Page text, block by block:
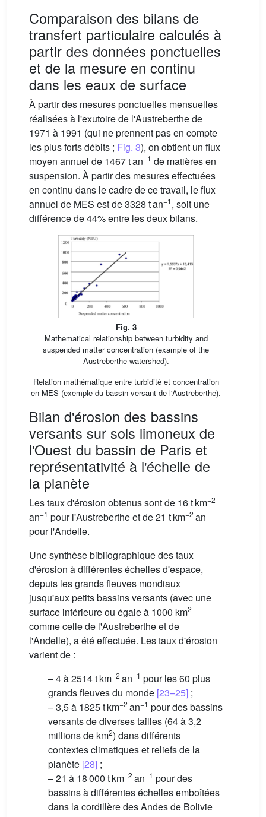
Comparaison des bilans de
transfert particulaire calculés à
partir des données ponctuelles
et de la mesure en continu
dans les eaux de surface
À partir des mesures ponctuelles mensuelles
réalisées à l'exutoire de l'Austreberthe de
1971 à 1991 (qui ne prennent pas en compte
les plus forts débits ; Fig. 3), on obtient un flux
moyen annuel de 1467 t an−1 de matières en
suspension. À partir des mesures effectuées
en continu dans le cadre de ce travail, le flux
annuel de MES est de 3328 t an−1, soit une
différence de 44% entre les deux bilans.
Fig. 3
Mathematical relationship between turbidity and
suspended matter concentration (example of the
Austreberthe watershed).
Relation mathématique entre turbidité et concentration
en MES (exemple du bassin versant de l'Austreberthe).
Bilan d'érosion des bassins
versants sur sols limoneux de
l'Ouest du bassin de Paris et
représentativité à l'échelle de
la planète
Les taux d'érosion obtenus sont de 16 t km−2
an−1 pour l'Austreberthe et de 21 t km−2 an
pour l'Andelle.
Une synthèse bibliographique des taux
d'érosion à différentes échelles d'espace,
depuis les grands fleuves mondiaux
jusqu'aux petits bassins versants (avec une
surface inférieure ou égale à 1000 km2
comme celle de l'Austreberthe et de
l'Andelle), a été effectuée. Les taux d'érosion
varient de :
– 4 à 2514 t km−2 an−1 pour les 60 plus
grands fleuves du monde [23–25] ;
– 3,5 à 1825 t km−2 an−1 pour des bassins
versants de diverses tailles (64 à 3,2
millions de km2) dans différents
contextes climatiques et reliefs de la
planète [28] ;
– 21 à 18 000 t km−2 an−1 pour des
bassins à différentes échelles emboîtées
dans la cordillère des Andes de Bolivie